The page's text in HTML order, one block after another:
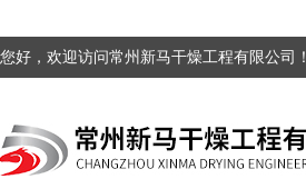
您好，欢迎访问常州新马干燥工程有限公司！